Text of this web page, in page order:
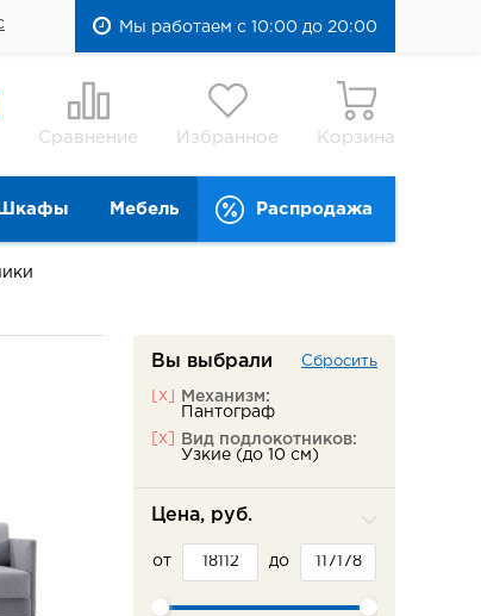
Мы работаем с 10:00 до 20:00
Сравнение Избранное Корзина
Шкафы Мебель Распродажа
Вы выбрали Сбросить
[x]
Механизм:
Пантограф
[x]
Вид подлокотников:
Узкие (до 10 см)
Цена, руб.
от до